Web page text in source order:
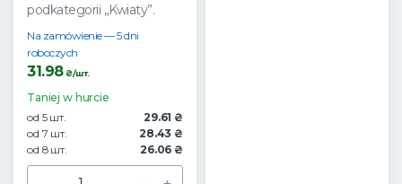
podkategorii „Kwiaty”.
Na zamówienie — 5 dni
roboczych
31.98₴/шт.
Taniej w hurcie
od 5 шт.
29.61 ₴
od 7 шт.
28.43 ₴
od 8 шт.
26.06 ₴